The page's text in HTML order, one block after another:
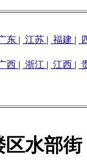
东 | 江苏 | 福建 |
西 | 浙江 | 江西 |
区水部街